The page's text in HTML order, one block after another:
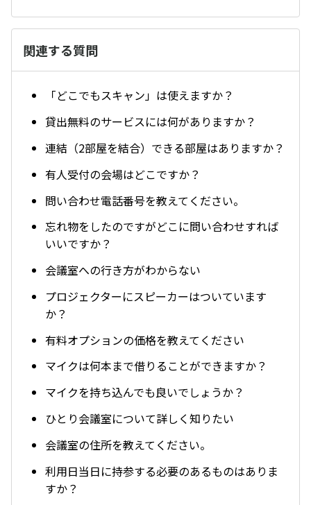
関連する質問
「どこでもスキャン」は使えますか？
貸出無料のサービスには何がありますか？
連結（2部屋を結合）できる部屋はありますか？
有人受付の会場はどこですか？
問い合わせ電話番号を教えてください。
忘れ物をしたのですがどこに問い合わせすれば
いいですか？
会議室への行き方がわからない
プロジェクターにスピーカーはついています
か？
有料オプションの価格を教えてください
マイクは何本まで借りることができますか？
マイクを持ち込んでも良いでしょうか？
ひとり会議室について詳しく知りたい
会議室の住所を教えてください。
利用日当日に持参する必要のあるものはありま
すか？